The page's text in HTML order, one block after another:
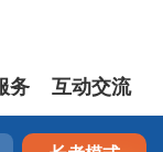
务 互动交流